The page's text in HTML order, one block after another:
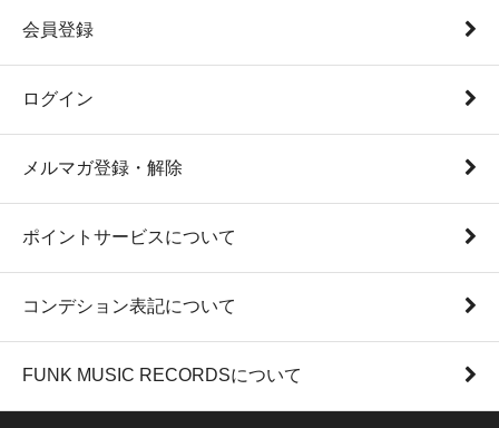
会員登録
ログイン
メルマガ登録・解除
ポイントサービスについて
コンデション表記について
FUNK MUSIC RECORDSについて